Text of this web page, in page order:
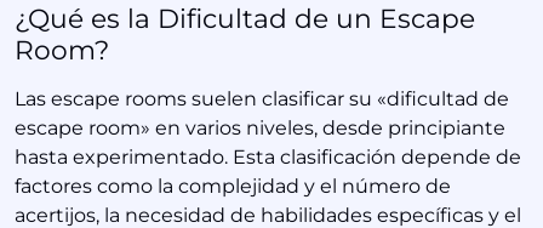
¿Qué es la Dificultad de un Escape
Room?
Las escape rooms suelen clasificar su «dificultad de
escape room» en varios niveles, desde principiante
hasta experimentado. Esta clasificación depende de
factores como la complejidad y el número de
acertijos, la necesidad de habilidades específicas y el